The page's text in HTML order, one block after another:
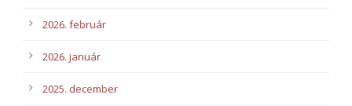
2026. február
2026. január
2025. december